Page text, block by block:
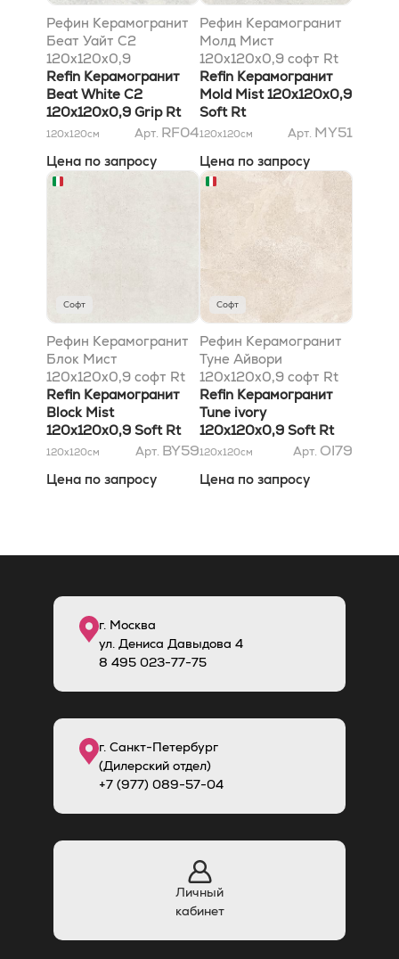
Рефин Керамогранит
Беат Уайт C2
120x120x0,9
антискользящий Rt
Refin Керамогранит
Beat White C2
120x120x0,9 Grip Rt
120x120см Арт. RF04
Цена по запросу
Рефин Керамогранит
Молд Мист
120x120x0,9 софт Rt
Refin Керамогранит
Mold Mist 120x120x0,9
Soft Rt
120x120см Арт. MY51
Цена по запросу
Софт
Рефин Керамогранит
Блок Мист
120x120x0,9 софт Rt
Refin Керамогранит
Block Mist
120x120x0,9 Soft Rt
120x120см Арт. BY59
Цена по запросу
Софт
Рефин Керамогранит
Туне Айвори
120x120x0,9 софт Rt
Refin Керамогранит
Tune ivory
120x120x0,9 Soft Rt
120x120см Арт. OI79
Цена по запросу
г. Москва
ул. Дениса Давыдова 4
8 495 023-77-75
г. Санкт-Петербург
(Дилерский отдел)
+7 (977) 089-57-04
Личный
кабинет